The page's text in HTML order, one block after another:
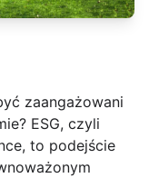
zaangażowani
ESG, czyli
to podejście